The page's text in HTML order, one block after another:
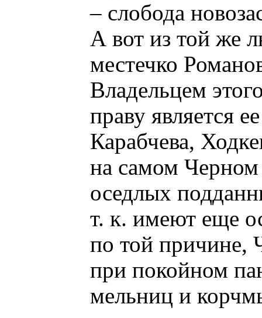
– слобода
А вот из той же
местечко
Владельцем
праву является
Карабчева,
на самом
оседлых
т. к. имеют еще
по той причине,
при покойном
мельниц и